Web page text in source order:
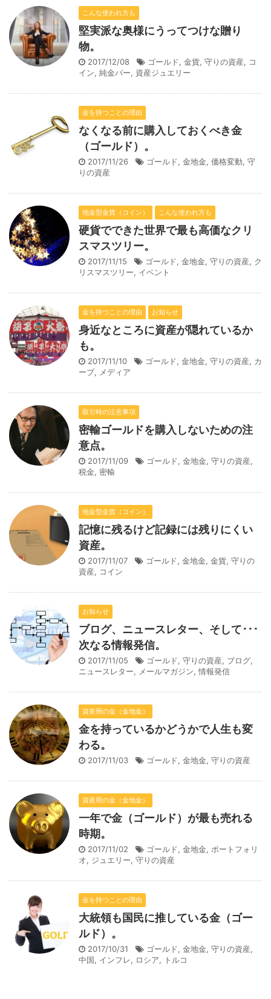
こんな使われ方も
堅実派な奥様にうってつけな贈り
物。
2017/12/08 ゴールド, 金貨, 守りの資産, コ
イン, 純金バー, 資産ジュエリー
金を持つことの理由
なくなる前に購入しておくべき金
（ゴールド）。
2017/11/26 ゴールド, 金地金, 価格変動, 守
りの資産
地金型金貨（コイン） こんな使われ方も
硬貨でできた世界で最も高価なクリ
スマスツリー。
2017/11/15 ゴールド, 金地金, 守りの資産, ク
リスマスツリー, イベント
金を持つことの理由 お知らせ
身近なところに資産が隠れているか
も。
2017/11/10 ゴールド, 金地金, 守りの資産, カ
ープ, メディア
取引時の注意事項
密輸ゴールドを購入しないための注
意点。
2017/11/09 ゴールド, 金地金, 守りの資産,
税金, 密輸
地金型金貨（コイン）
記憶に残るけど記録には残りにくい
資産。
2017/11/07 ゴールド, 金地金, 金貨, 守りの
資産, コイン
お知らせ
ブログ、ニュースレター、そして･･･
次なる情報発信。
2017/11/05 ゴールド, 守りの資産, ブログ,
ニュースレター, メールマガジン, 情報発信
資産用の金（金地金）
金を持っているかどうかで人生も変
わる。
2017/11/03 ゴールド, 金地金, 守りの資産
資産用の金（金地金）
一年で金（ゴールド）が最も売れる
時期。
2017/11/02 ゴールド, 金地金, ポートフォリ
オ, ジュエリー, 守りの資産
金を持つことの理由
大統領も国民に推している金（ゴー
ルド）。
2017/10/31 ゴールド, 金地金, 守りの資産,
中国, インフレ, ロシア, トルコ